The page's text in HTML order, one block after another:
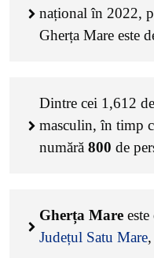
național în 2022,
Gherța Mare este
Dintre cei 1,612
masculin, în timp
numără 800 de
Gherța Mare
Județul Satu Mare